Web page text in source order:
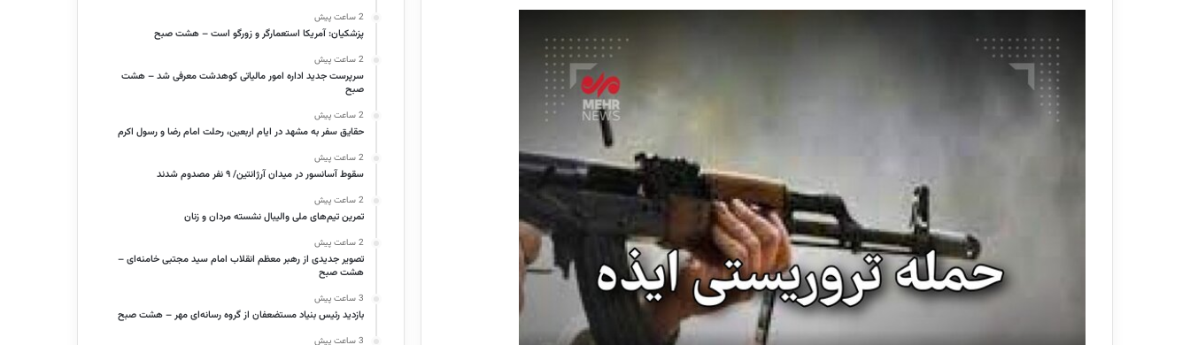
2 ساعت پیش
پزشکیان: آمریکا استعمارگر و زورگو است – هشت صبح
2 ساعت پیش
سرپرست جدید اداره امور مالیاتی کوهدشت معرفی شد – هشت
صبح
2 ساعت پیش
حقایق سفر به مشهد در ایام اربعین، رحلت امام رضا و رسول اکرم
2 ساعت پیش
سقوط آسانسور در میدان آرژانتین/ ۹ نفر مصدوم شدند
2 ساعت پیش
تمرین تیم‌های ملی والیبال نشسته مردان و زنان
2 ساعت پیش
تصویر جدیدی از رهبر معظم انقلاب امام سید مجتبی خامنه‌ای –
هشت صبح
3 ساعت پیش
بازدید رئیس بنیاد مستضعفان از گروه رسانه‌ای مهر – هشت صبح
3 ساعت پیش